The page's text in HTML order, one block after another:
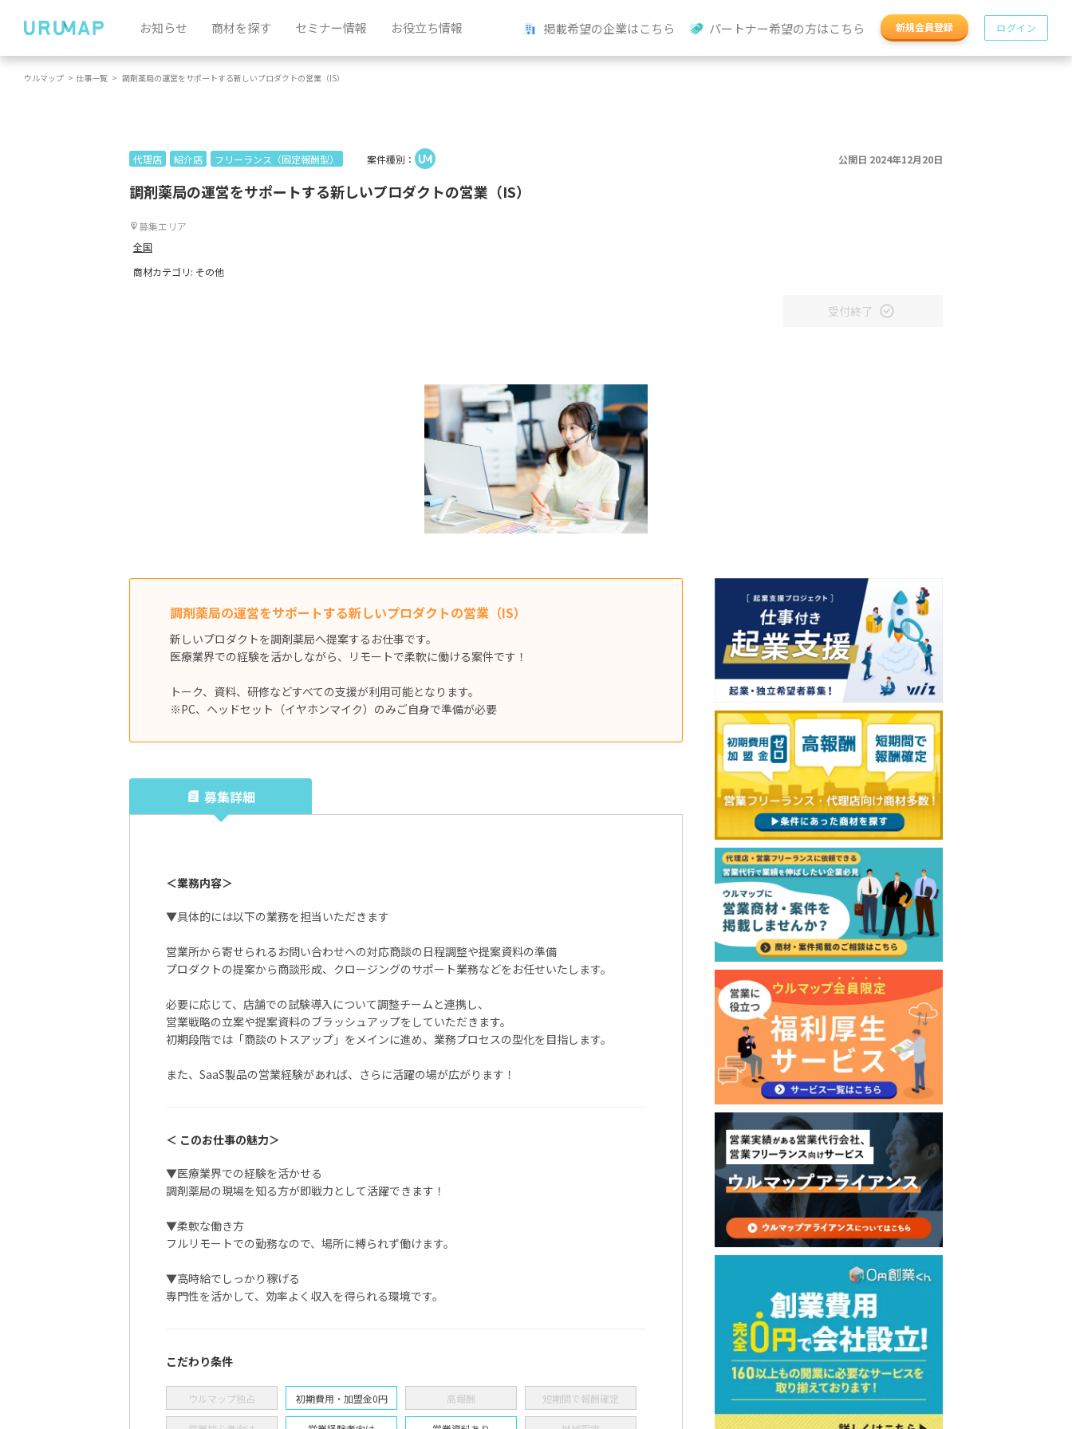
お知らせ 商材を探す セミナー情報 お役立ち情報 掲載希望の企業はこちら パートナー希望の方はこちら 新規会員登録 ログイン
ウルマップ > 仕事一覧 > 調剤薬局の運営をサポートする新しいプロダクトの営業（IS）
代理店 紹介店 フリーランス（固定報酬型） 案件種別： 公開日 2024年12月20日
調剤薬局の運営をサポートする新しいプロダクトの営業（IS）
募集エリア
全国
商材カテゴリ: その他
受付終了
調剤薬局の運営をサポートする新しいプロダクトの営業（IS）
新しいプロダクトを調剤薬局へ提案するお仕事です。
医療業界での経験を活かしながら、リモートで柔軟に働ける案件です！
トーク、資料、研修などすべての支援が利用可能となります。
※PC、ヘッドセット（イヤホンマイク）のみご自身で準備が必要
募集詳細
＜業務内容＞
▼具体的には以下の業務を担当いただきます
営業所から寄せられるお問い合わせへの対応商談の日程調整や提案資料の準備
プロダクトの提案から商談形成、クロージングのサポート業務などをお任せいたします。
必要に応じて、店舗での試験導入について調整チームと連携し、
営業戦略の立案や提案資料のブラッシュアップをしていただきます。
初期段階では「商談のトスアップ」をメインに進め、業務プロセスの型化を目指します。
また、SaaS製品の営業経験があれば、さらに活躍の場が広がります！
＜ このお仕事の魅力＞
▼医療業界での経験を活かせる
調剤薬局の現場を知る方が即戦力として活躍できます！
▼柔軟な働き方
フルリモートでの勤務なので、場所に縛られず働けます。
▼高時給でしっかり稼げる
専門性を活かして、効率よく収入を得られる環境です。
こだわり条件
ウルマップ独占 初期費用・加盟金0円 高報酬 短期間で報酬確定